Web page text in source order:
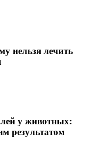
нельзя лечить
у животных:
результатом